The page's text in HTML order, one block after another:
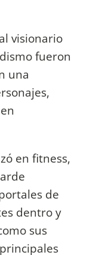
visionario
fueron
una
en fitness,
de
dentro y
sus